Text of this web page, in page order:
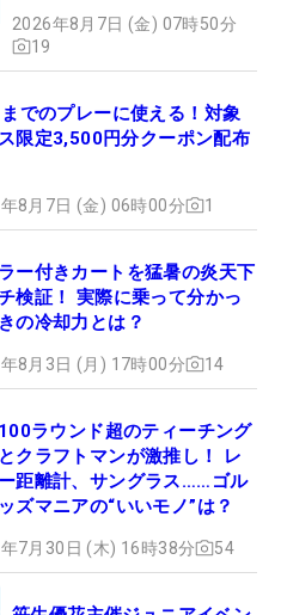
2026年8月7日 (金) 07時50分
19
でのプレーに使える！対象
限定3,500円分クーポン配布
8月7日 (金) 06時00分 1
ー付きカートを猛暑の炎天下
検証！ 実際に乗って分かっ
の冷却力とは？
8月3日 (月) 17時00分 14
ラウンド超のティーチング
クラフトマンが激推し！ レ
距離計、サングラス……ゴル
ズマニアの“いいモノ”は？
7月30日 (木) 16時38分 54